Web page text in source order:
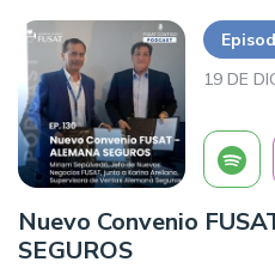
19 DE
Nuevo Convenio
SEGUROS